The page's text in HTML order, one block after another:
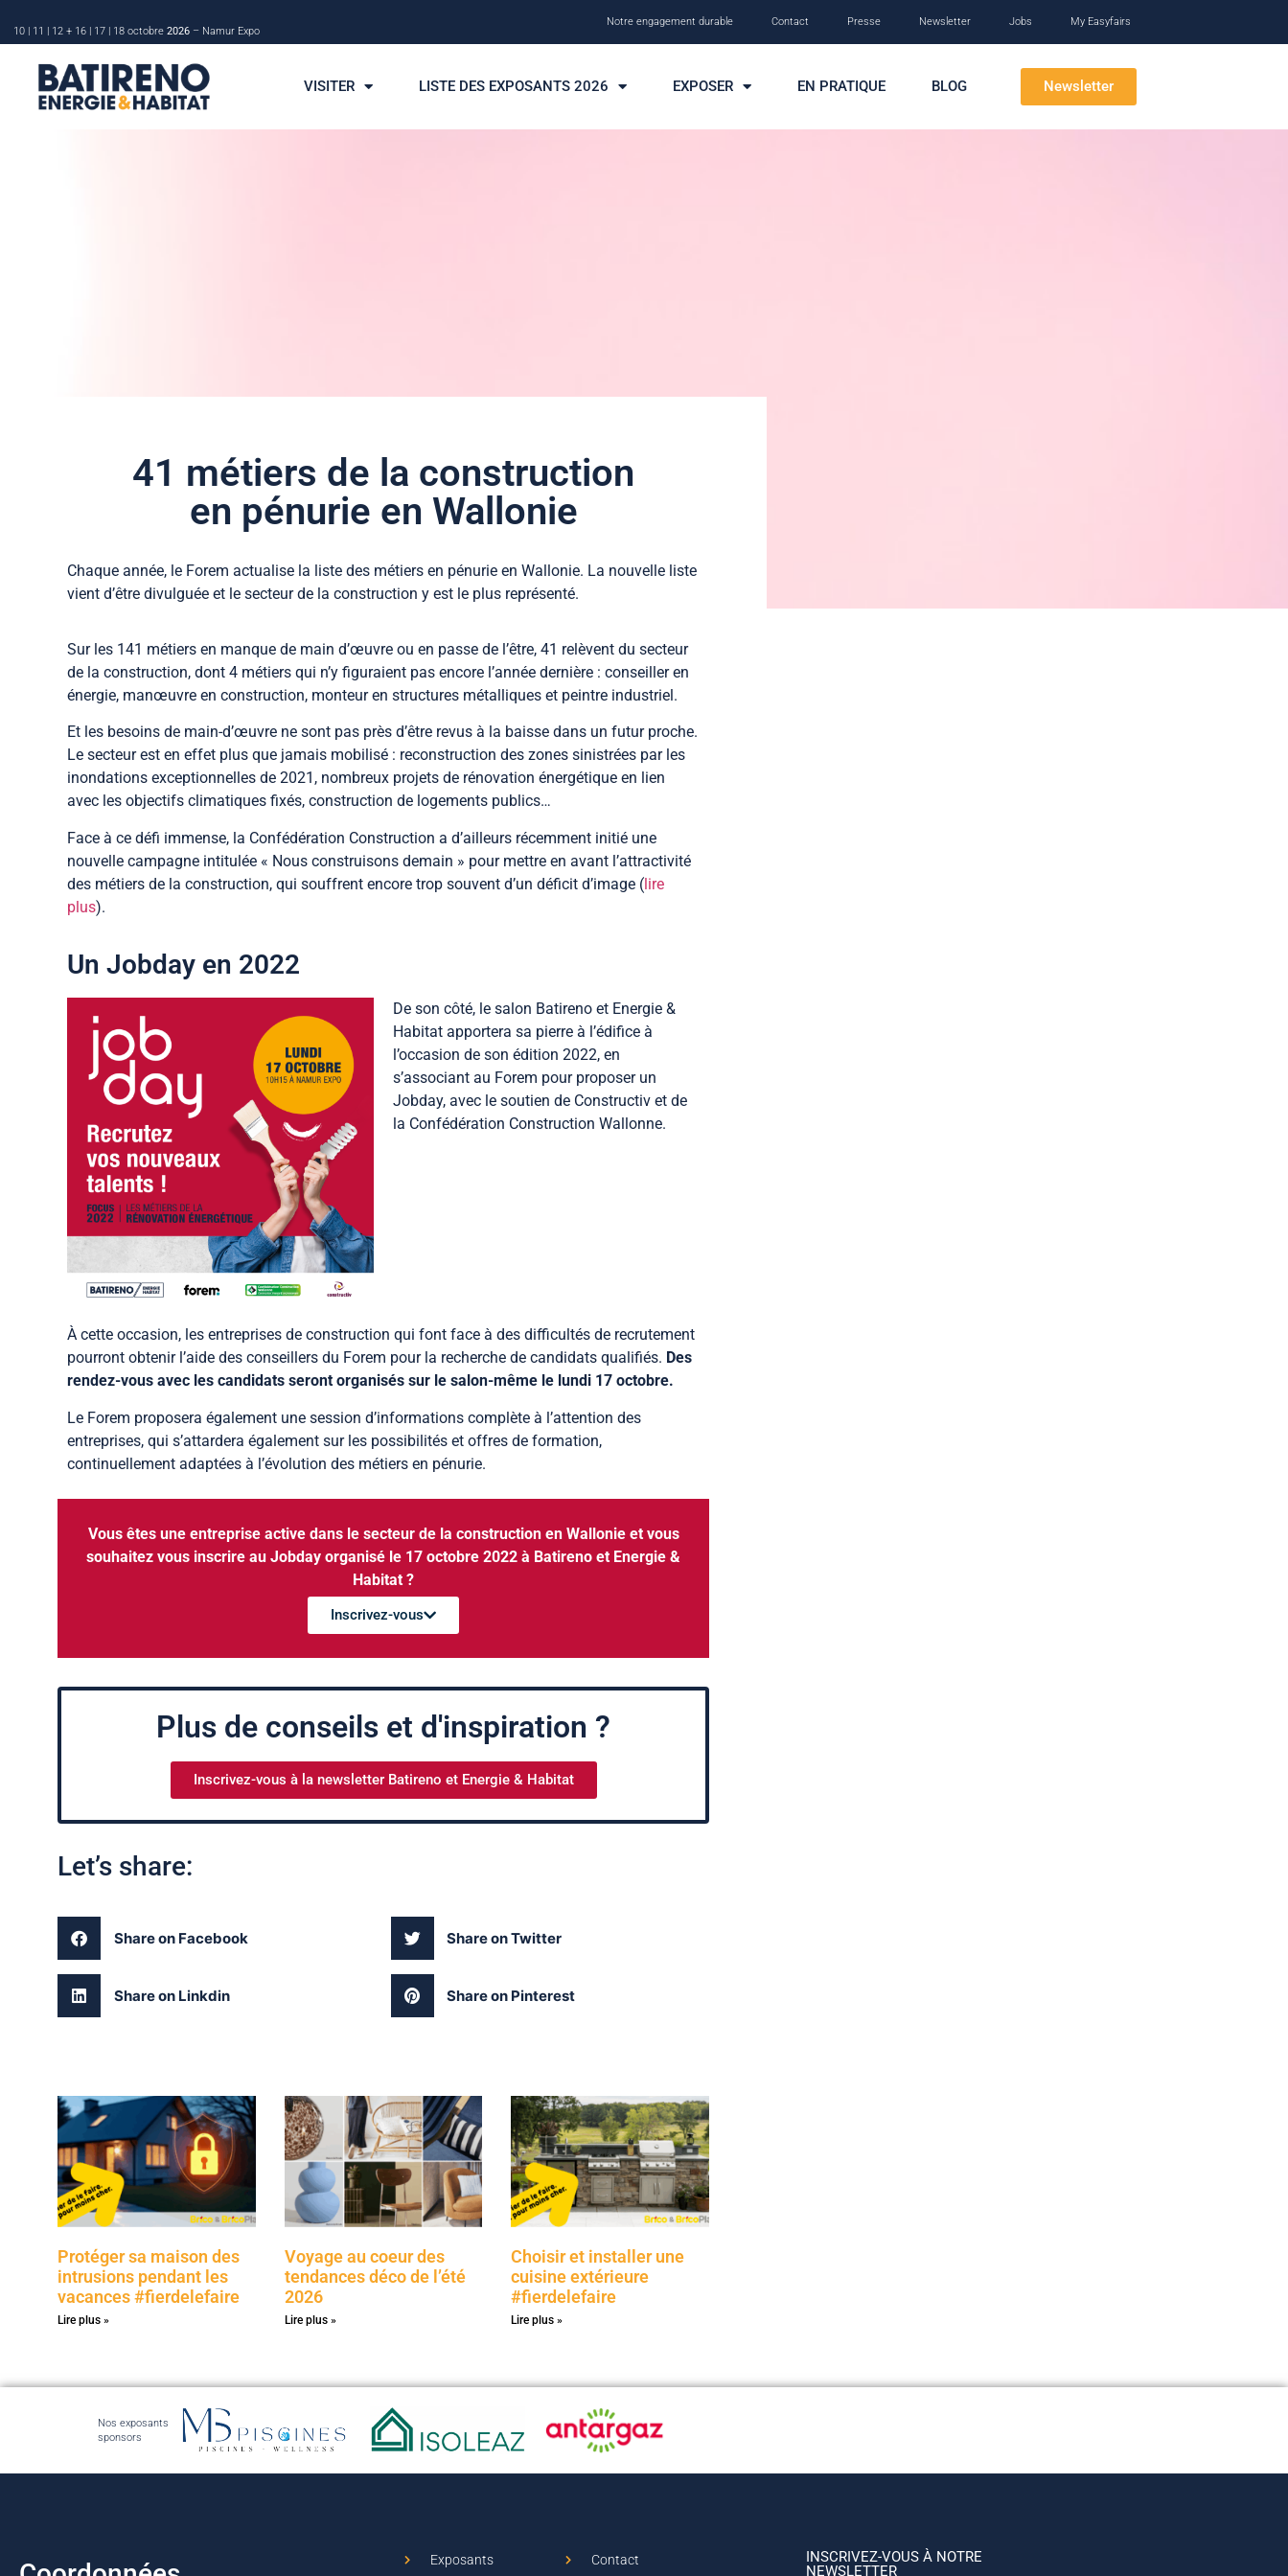
10 | 11 | 12 + 16 | 17 | 18 octobre 2026 – Namur Expo
Notre engagement durable Contact Presse Newsletter Jobs My Easyfairs
VISITER LISTE DES EXPOSANTS 2026 EXPOSER EN PRATIQUE BLOG Newsletter
41 métiers de la construction
en pénurie en Wallonie
Chaque année, le Forem actualise la liste des métiers en pénurie en Wallonie. La nouvelle liste
vient d’être divulguée et le secteur de la construction y est le plus représenté.
Sur les 141 métiers en manque de main d’œuvre ou en passe de l’être, 41 relèvent du secteur
de la construction, dont 4 métiers qui n’y figuraient pas encore l’année dernière : conseiller en
énergie, manœuvre en construction, monteur en structures métalliques et peintre industriel.
Et les besoins de main-d’œuvre ne sont pas près d’être revus à la baisse dans un futur proche.
Le secteur est en effet plus que jamais mobilisé : reconstruction des zones sinistrées par les
inondations exceptionnelles de 2021, nombreux projets de rénovation énergétique en lien
avec les objectifs climatiques fixés, construction de logements publics…
Face à ce défi immense, la Confédération Construction a d’ailleurs récemment initié une
nouvelle campagne intitulée « Nous construisons demain » pour mettre en avant l’attractivité
des métiers de la construction, qui souffrent encore trop souvent d’un déficit d’image (lire
plus).
Un Jobday en 2022
De son côté, le salon Batireno et Energie &
Habitat apportera sa pierre à l’édifice à
l’occasion de son édition 2022, en
s’associant au Forem pour proposer un
Jobday, avec le soutien de Constructiv et de
la Confédération Construction Wallonne.
À cette occasion, les entreprises de construction qui font face à des difficultés de recrutement
pourront obtenir l’aide des conseillers du Forem pour la recherche de candidats qualifiés. Des
rendez-vous avec les candidats seront organisés sur le salon-même le lundi 17 octobre.
Le Forem proposera également une session d’informations complète à l’attention des
entreprises, qui s’attardera également sur les possibilités et offres de formation,
continuellement adaptées à l’évolution des métiers en pénurie.
Vous êtes une entreprise active dans le secteur de la construction en Wallonie et vous
souhaitez vous inscrire au Jobday organisé le 17 octobre 2022 à Batireno et Energie &
Habitat ?
Inscrivez-vous
Plus de conseils et d'inspiration ?
Inscrivez-vous à la newsletter Batireno et Energie & Habitat
Let’s share:
Share on Facebook Share on Twitter
Share on Linkdin Share on Pinterest
Protéger sa maison des
intrusions pendant les
vacances #fierdelefaire
Lire plus »
Voyage au coeur des
tendances déco de l’été
2026
Lire plus »
Choisir et installer une
cuisine extérieure
#fierdelefaire
Lire plus »
Nos exposants
sponsors
Exposants Contact
INSCRIVEZ-VOUS À NOTRE
NEWSLETTER